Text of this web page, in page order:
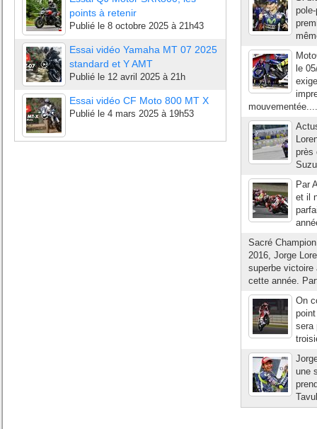
points à retenir
Publié le 8 octobre 2025 à 21h43
Essai vidéo Yamaha MT 07 2025
standard et Y AMT
Publié le 12 avril 2025 à 21h
Essai vidéo CF Moto 800 MT X
Publié le 4 mars 2025 à 19h53
le
mouvementée....
près
Par
et il
Sacré
2016, Jorge
superbe victoire
cette année.
On
sera
une